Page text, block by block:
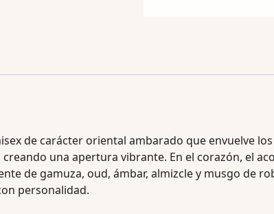
de carácter oriental ambarado que envuelve
una apertura vibrante. En el corazón, el
de gamuza, oud, ámbar, almizcle y musgo de
personalidad.